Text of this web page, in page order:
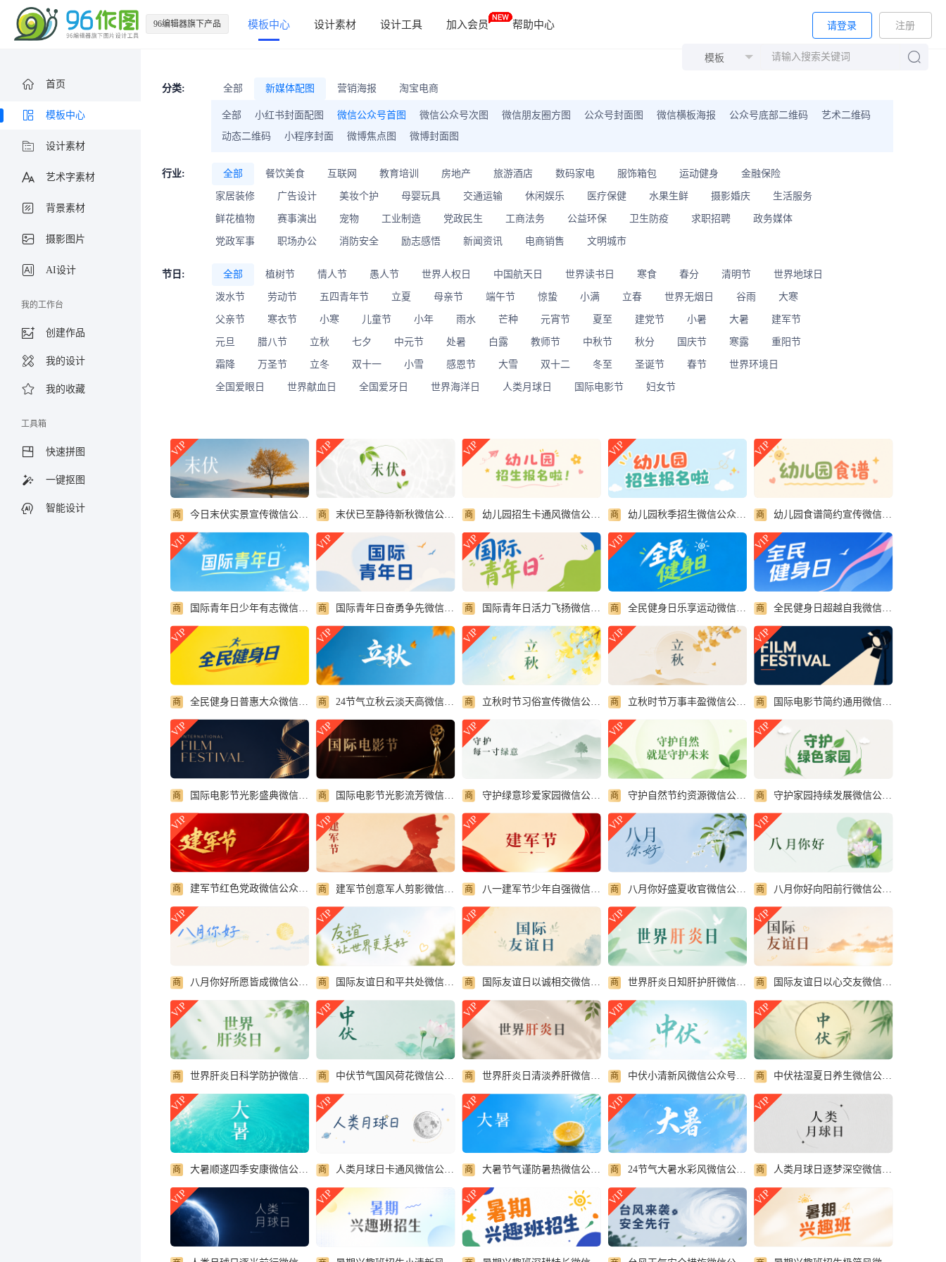
96编辑器旗下产品 模板中心 设计素材 设计工具 加入会员 帮助中心 请登录 注册
首页
模板中心
设计素材
艺术字素材
背景素材
摄影图片
AI设计
我的工作台
创建作品
我的设计
我的收藏
工具箱
快速拼图
一键抠图
智能设计
分类: 全部 新媒体配图 营销海报 淘宝电商
全部 小红书封面配图 微信公众号首图 微信公众号次图 微信朋友圈方图 公众号封面图 微信横板海报 公众号底部二维码
艺术二维码
动态二维码
小程序封面 微博焦点图 微博封面图
行业: 全部 餐饮美食 互联网 教育培训 房地产 旅游酒店 数码家电 服饰箱包 运动健身 金融保险
家居装修 广告设计 美妆个护 母婴玩具 交通运输 休闲娱乐 医疗保健 水果生鲜 摄影婚庆 生活服务
鲜花植物 赛事演出 宠物 工业制造 党政民生 工商法务 公益环保 卫生防疫 求职招聘 政务媒体
党政军事 职场办公 消防安全 励志感悟 新闻资讯 电商销售 文明城市
节日: 全部 植树节 情人节 愚人节 世界人权日 中国航天日 世界读书日 寒食 春分 清明节 世界地球日
泼水节 劳动节 五四青年节 立夏 母亲节 端午节 惊蛰 小满 立春 世界无烟日 谷雨 大寒
父亲节 寒衣节 小寒 儿童节 小年 雨水 芒种 元宵节 夏至 建党节 小暑 大暑 建军节
元旦 腊八节 立秋 七夕 中元节 处暑 白露 教师节 中秋节 秋分 国庆节 寒露 重阳节
霜降 万圣节 立冬 双十一 小雪 感恩节 大雪 双十二 冬至 圣诞节 春节 世界环境日
全国爱眼日 世界献血日 全国爱牙日 世界海洋日 人类月球日 国际电影节 妇女节
VIP
商
VIP
商
VIP
商 幼儿园招生卡通风微信公众号首图
VIP
商 幼儿园秋季招生微信公众号首图
VIP
商
VIP
商
VIP
商
VIP
商 国际青年日活力飞扬微信公众号首图
VIP
商 全民健身日乐享运动微信公众号首图
VIP
商
VIP
商
VIP
商
VIP
商 立秋时节习俗宣传微信公众号首图
VIP
商 立秋时节万事丰盈微信公众号首图
VIP
商
VIP
商
VIP
商
VIP
商 守护绿意珍爱家园微信公众号首图
VIP
商 守护自然节约资源微信公众号首图
VIP
商
VIP
商 建军节红色党政微信公众号首图
VIP
商 八一建军节少年自强微信公众号首图
VIP
商
VIP
商 八月你好盛夏收官微信公众号首图
VIP
商
VIP
商 八月你好所愿皆成微信公众号首图
VIP
商 国际友谊日以诚相交微信公众号首图
VIP
商 国际友谊日以心交友微信公众号首图
VIP
商 国际友谊日和平共处微信公众号首图
VIP
商 世界肝炎日知肝护肝微信公众号首图
VIP
商 世界肝炎日科学防护微信公众号首图
VIP
商 世界肝炎日清淡养肝微信公众号首图
VIP
商 中伏节气国风荷花微信公众号首图
VIP
商 中伏小清新风微信公众号首图
VIP
商 中伏祛湿夏日养生微信公众号首图
VIP
商
VIP
商 大暑节气谨防暑热微信公众号首图
VIP
商 24节气大暑水彩风微信公众号首图
VIP
商 人类月球日逐梦深空微信公众号首图
VIP
商 人类月球日卡通风微信公众号首图
VIP VIP
VIP VIP
VIP